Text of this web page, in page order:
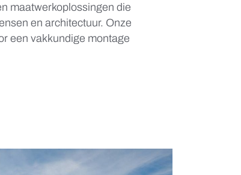
maatwerkoplossingen die
en architectuur. Onze
een vakkundige montage